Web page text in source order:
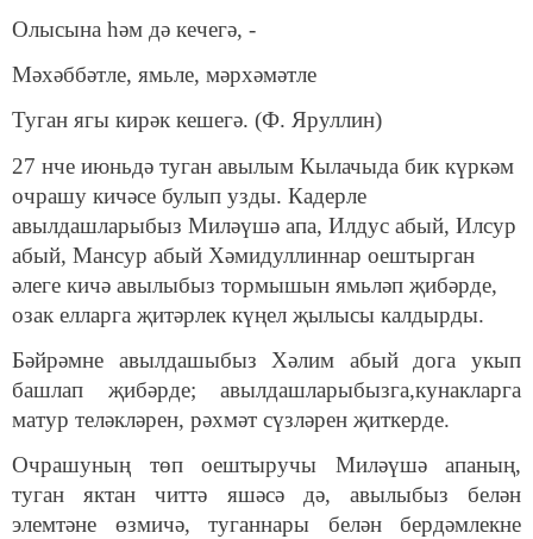
Олысына һәм дә кечегә, -
Мәхәббәтле, ямьле, мәрхәмәтле
Туган ягы кирәк кешегә. (Ф. Яруллин)
27 нче июньдә туган авылым Кылачыда бик күркәм
очрашу кичәсе булып узды. Кадерле
авылдашларыбыз Миләүшә апа, Илдус абый, Илсур
абый, Мансур абый Хәмидуллиннар оештырган
әлеге кичә авылыбыз тормышын ямьләп җибәрде,
озак елларга җитәрлек күңел җылысы калдырды.
Бәйрәмне авылдашыбыз Хәлим абый дога укып
башлап җибәрде; авылдашларыбызга,кунакларга
матур теләкләрен, рәхмәт сүзләрен җиткерде.
Очрашуның төп оештыручы Миләүшә апаның,
туган яктан читтә яшәсә дә, авылыбыз белән
элемтәне өзмичә, туганнары белән бердәмлекне